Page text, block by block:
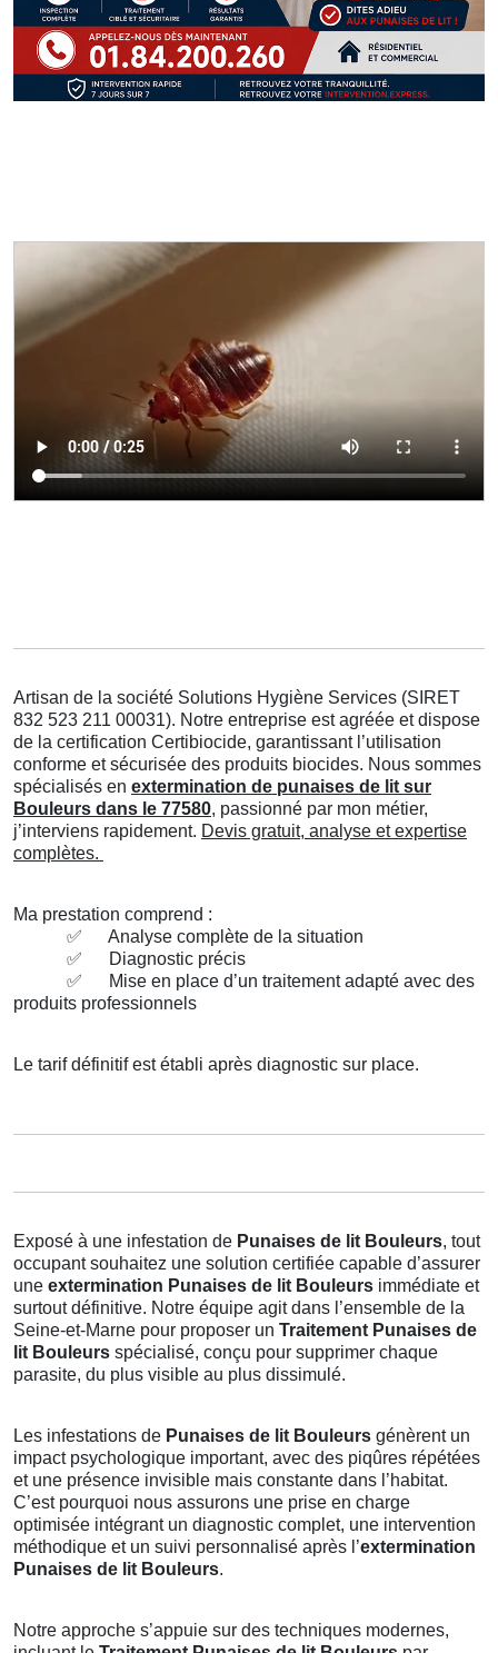
Artisan de la société Solutions Hygiène Services (SIRET
832 523 211 00031). Notre entreprise est agréée et dispose
de la certification Certibiocide, garantissant l’utilisation
conforme et sécurisée des produits biocides. Nous sommes
spécialisés en extermination de punaises de lit sur
Bouleurs dans le 77580, passionné par mon métier,
j’interviens rapidement. Devis gratuit, analyse et expertise
complètes.
Ma prestation comprend :
✅
Analyse complète de la situation
✅
Diagnostic précis
✅
Mise en place d’un traitement adapté avec des
produits professionnels
Le tarif définitif est établi après diagnostic sur place.
Exposé à une infestation de Punaises de lit Bouleurs, tout
occupant souhaitez une solution certifiée capable d’assurer
une extermination Punaises de lit Bouleurs immédiate et
surtout définitive. Notre équipe agit dans l’ensemble de la
Seine-et-Marne pour proposer un Traitement Punaises de
lit Bouleurs spécialisé, conçu pour supprimer chaque
parasite, du plus visible au plus dissimulé.
Les infestations de Punaises de lit Bouleurs génèrent un
impact psychologique important, avec des piqûres répétées
et une présence invisible mais constante dans l’habitat.
C’est pourquoi nous assurons une prise en charge
optimisée intégrant un diagnostic complet, une intervention
méthodique et un suivi personnalisé après l’extermination
Punaises de lit Bouleurs.
Notre approche s’appuie sur des techniques modernes,